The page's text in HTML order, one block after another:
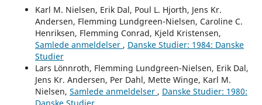
Karl M. Nielsen, Erik Dal, Poul L. Hjorth, Jens Kr.
Andersen, Flemming Lundgreen-Nielsen, Caroline C.
Henriksen, Flemming Conrad, Kjeld Kristensen,
Samlede anmeldelser , Danske Studier: 1984: Danske
Studier
Lars Lönnroth, Flemming Lundgreen-Nielsen, Erik Dal,
Jens Kr. Andersen, Per Dahl, Mette Winge, Karl M.
Nielsen, Samlede anmeldelser , Danske Studier: 1980: